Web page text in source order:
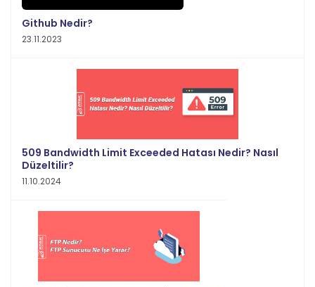
Github Nedir?
23.11.2023
509 Bandwidth Limit Exceeded Hatası Nedir? Nasıl
Düzeltilir?
11.10.2024